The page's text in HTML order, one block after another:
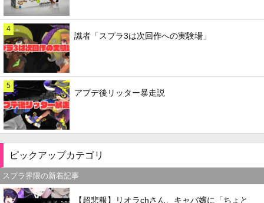
4
識者「スプラ3は次回作への実験場」
5
アプデ後リッター暴走説
ピックアップカテゴリ
スプラ界隈の新着記事
【超悲報】リオラchさん、キャバ嬢に「ちょと